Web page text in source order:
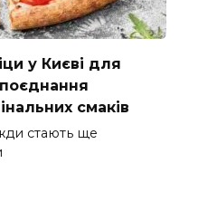
у Києві для
поєднання
смаків
стають ще